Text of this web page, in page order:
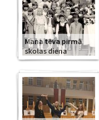
Mana tēva pirmā
skolas diena